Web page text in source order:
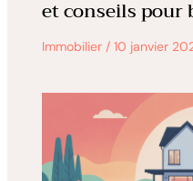
et conseils pour
Immobilier/ 10 janvier